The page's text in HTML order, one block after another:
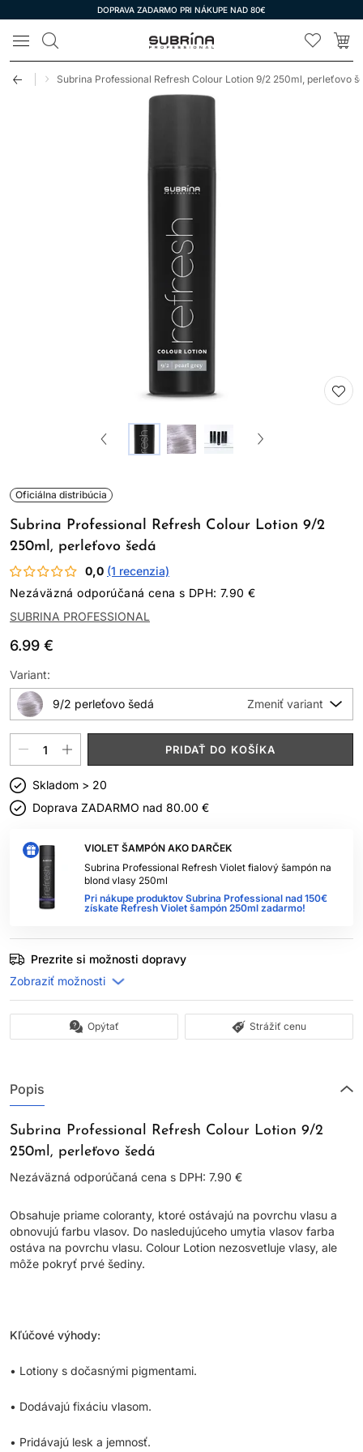
DOPRAVA ZADARMO PRI NÁKUPE NAD 80€
LOMAX
Subrina Professional Refresh Colour Lotion 9/2 250ml, perleťovo
Oficiálna distribúcia
Subrina Professional Refresh Colour Lotion 9/2
250ml, perleťovo šedá
0,0 (1 recenzia)
Nezáväzná odporúčaná cena s DPH: 7.90 €
SUBRINA PROFESSIONAL
6.99 €
VIOLET ŠAMPÓN AKO DARČEK
Subrina Professional Refresh Violet fialový šampón na
blond vlasy 250ml
Pri nákupe produktov Subrina Professional nad 150€
získate Refresh Violet šampón 250ml zadarmo!
Variant:
9/2 perleťovo šedá
PRIDAŤ DO KOŠÍKA
Skladom > 20
Doprava ZADARMO nad 80.00 €
Prezrite si možnosti dopravy
Opýtať Strážiť cenu
Popis
Subrina Professional Refresh Colour Lotion 9/2
250ml, perleťovo šedá
Nezáväzná odporúčaná cena s DPH: 7.90 €
Obsahuje priame coloranty, ktoré ostávajú na povrchu vlasu a
obnovujú farbu vlasov. Do nasledujúceho umytia vlasov farba
ostáva na povrchu vlasu. Colour Lotion nezosvetluje vlasy, ale
môže pokryť prvé šediny.
Kľúčové výhody:
• Lotiony s dočasnými pigmentami.
• Dodávajú fixáciu vlasom.
• Pridávajú lesk a jemnosť.